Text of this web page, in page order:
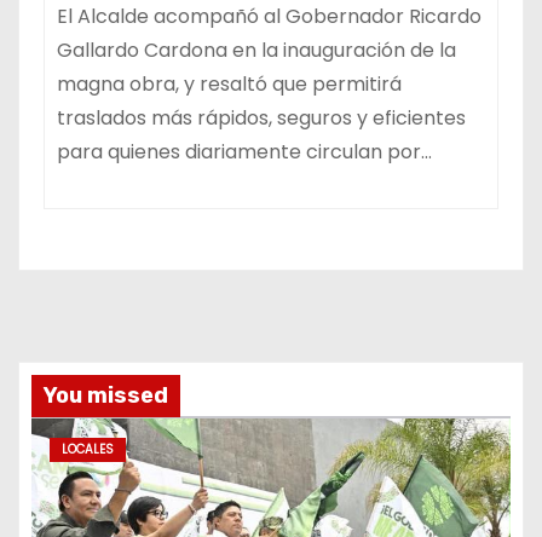
El Alcalde acompañó al Gobernador Ricardo
Gallardo Cardona en la inauguración de la
magna obra, y resaltó que permitirá
traslados más rápidos, seguros y eficientes
para quienes diariamente circulan por…
You missed
LOCALES